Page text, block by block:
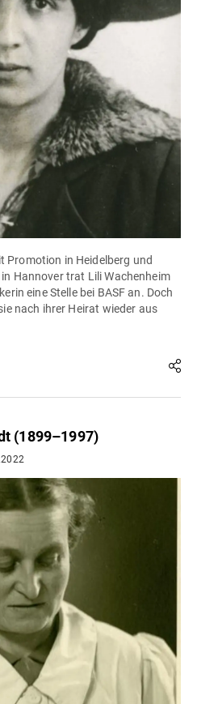
Promotion in Heidelberg und
Hannover trat Lili Wachenheim
eine Stelle bei BASF an. Doch
nach ihrer Heirat wieder aus
(1899–1997)